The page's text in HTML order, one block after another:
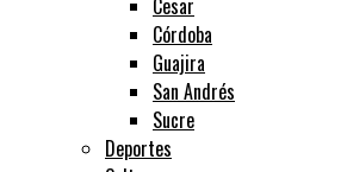
Cesar
Córdoba
Guajira
San Andrés
Sucre
Deportes